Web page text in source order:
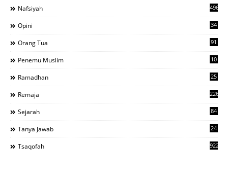
Nafsiyah 496
Opini 34
Orang Tua 91
Penemu Muslim 10
Ramadhan 25
Remaja 226
Sejarah 84
Tanya Jawab 24
Tsaqofah 922